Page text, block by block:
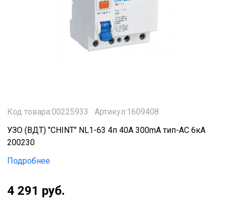
Код товара:00225933
Артикул:1609408
УЗО (ВДТ) "CHINT" NL1-63 4п 40A 300mA тип-АС 6кА
200230
Подробнее
4 291 руб.